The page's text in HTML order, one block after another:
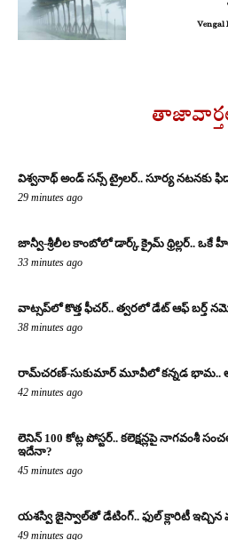
Vengal
విశ్వనాథ్ అండ్ సన్స్ ట్రైలర్.. సూర్య నటనకు
29 minutes ago
జాన్వీ-శ్రీలీల కాంబోలో డార్క్ క్రైమ్ థ్రిల్లర్.. ఒకే
33 minutes ago
వాట్సప్‌లో కొత్త ఫీచర్.. త్వరలో డేట్ ఆఫ్ బర్త్
38 minutes ago
రామ్‌చరణ్‌-సుకుమార్‌ మూవీలో కన్నడ భామ..
42 minutes ago
లెనిన్ 100 కోట్ల పోస్టర్‌.. కలెక్షన్లపై నాగవంశీ
ఇదేనా?
45 minutes ago
యశస్వి జైస్వాల్‌తో డేటింగ్.. ఫుల్ క్లారిటీ
49 minutes ago